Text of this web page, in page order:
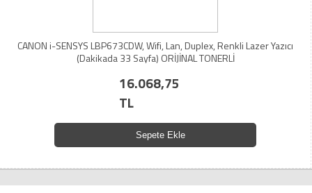
CANON i-SENSYS LBP673CDW, Wifi, Lan, Duplex, Renkli Lazer Yazıcı
(Dakikada 33 Sayfa) ORİJİNAL TONERLİ
16.068,75
TL
Sepete Ekle